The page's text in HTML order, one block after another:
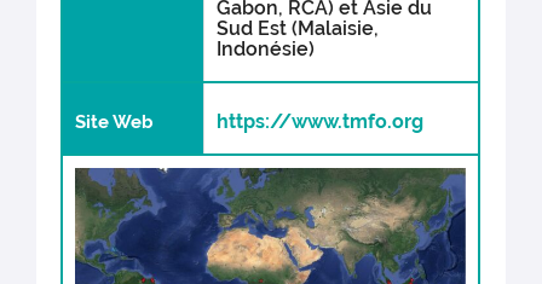
Gabon, RCA) et Asie du
Sud Est (Malaisie,
Indonésie)
Site Web https://www.tmfo.org